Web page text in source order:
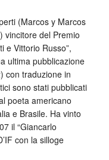
(Marcos y Marcos
vincitore del Premio
e Vittorio Russo”,
ultima pubblicazione
con traduzione in
sono stati pubblicati
poeta americano
e Brasile. Ha vinto
il “Giancarlo
con la silloge